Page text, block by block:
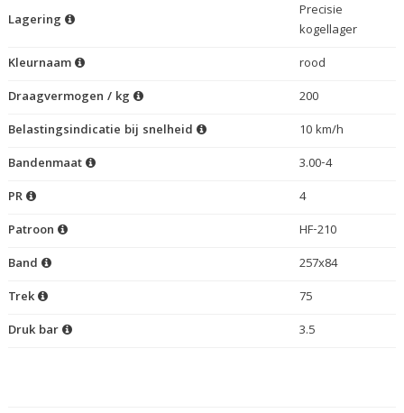
Lagering
Precisie
kogellager
Kleurnaam
rood
Draagvermogen / kg
200
Belastingsindicatie bij snelheid
10 km/h
Bandenmaat
3.00-4
PR
4
Patroon
HF-210
Band
257x84
Trek
75
Druk bar
3.5